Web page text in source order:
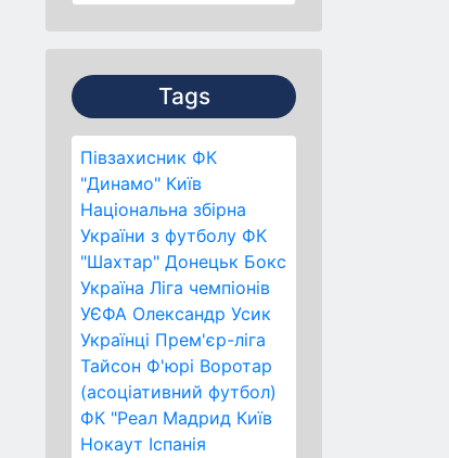
Tags
Півзахисник ФК
"Динамо" Київ
Національна збірна
України з футболу ФК
"Шахтар" Донецьк Бокс
Україна Ліга чемпіонів
УЄФА Олександр Усик
Українці Прем'єр-ліга
Тайсон Ф'юрі Воротар
(асоціативний футбол)
ФК "Реал Мадрид Київ
Нокаут Іспанія